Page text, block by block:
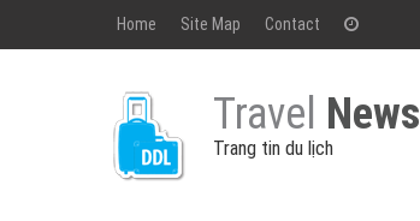
Home Site Map Contact
Travel News
Trang tin du lịch